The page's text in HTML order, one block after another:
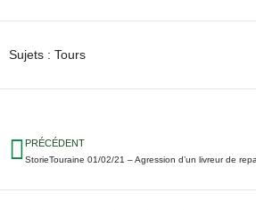
Sujets : Tours
PRÉCÉDENT